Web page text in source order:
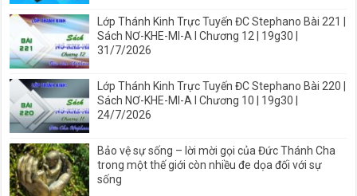
Lớp Thánh Kinh Trực Tuyến ĐC Stephano Bài 221 |
Sách NƠ-KHE-MI-A I Chương 12 | 19g30 |
31/7/2026
Lớp Thánh Kinh Trực Tuyến ĐC Stephano Bài 220 |
Sách NƠ-KHE-MI-A I Chương 10 | 19g30 |
24/7/2026
Bảo vệ sự sống – lời mời gọi của Đức Thánh Cha
trong một thế giới còn nhiều đe dọa đối với sự
sống